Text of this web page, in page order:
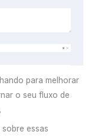
para melhorar
o seu fluxo de
essas